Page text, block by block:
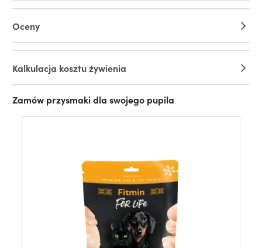
Oceny
Kalkulacja kosztu żywienia
Zamów przysmaki dla swojego pupila